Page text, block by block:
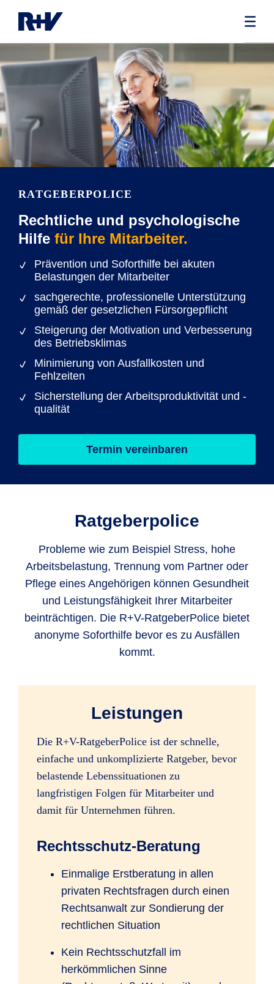
RATGEBERPOLICE
Rechtliche und psychologische
Hilfe für Ihre Mitarbeiter.
Prävention und Soforthilfe bei akuten
Belastungen der Mitarbeiter
sachgerechte, professionelle Unterstützung
gemäß der gesetzlichen Fürsorgepflicht
Steigerung der Motivation und Verbesserung
des Betriebsklimas
Minimierung von Ausfallkosten und
Fehlzeiten
Sicherstellung der Arbeitsproduktivität und -
qualität
Termin vereinbaren
Ratgeberpolice
Probleme wie zum Beispiel Stress, hohe
Arbeitsbelastung, Trennung vom Partner oder
Pflege eines Angehörigen können Gesundheit
und Leistungsfähigkeit Ihrer Mitarbeiter
beinträchtigen. Die R+V-RatgeberPolice bietet
anonyme Soforthilfe bevor es zu Ausfällen
kommt.
Leistungen
Die R+V-RatgeberPolice ist der schnelle,
einfache und unkomplizierte Ratgeber, bevor
belastende Lebenssituationen zu
langfristigen Folgen für Mitarbeiter und
damit für Unternehmen führen.
Rechtsschutz-Beratung
Einmalige Erstberatung in allen
privaten Rechtsfragen durch einen
Rechtsanwalt zur Sondierung der
rechtlichen Situation
Kein Rechtsschutzfall im
herkömmlichen Sinne